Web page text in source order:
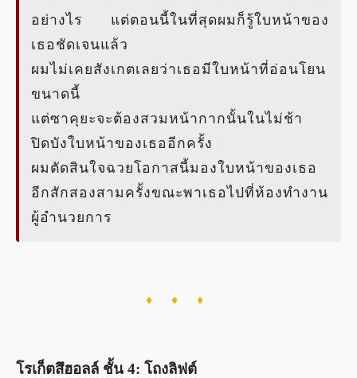
อย่างไร แต่ตอนนี้ในที่สุดผมก็รู้ใบหน้าของ
เธอชัดเจนแล้ว
ผมไม่เคยสังเกตเลยว่าเธอมีใบหน้าที่อ่อนโยน
ขนาดนี้
แต่ซาคุยะจะต้องสวมหน้ากากนั้นในไม่ช้า
ปิดบังใบหน้าของเธออีกครั้ง
ผมตัดสินใจฉวยโอกาสนี้มองใบหน้าของเธอ
อีกสักสองสามครั้งขณะพาเธอไปที่ห้องทำงาน
ผู้อำนวยการ
♦ ♦ ♦
โรเก็ตสึฮอลล์ ชั้น 4: โถงลิฟต์